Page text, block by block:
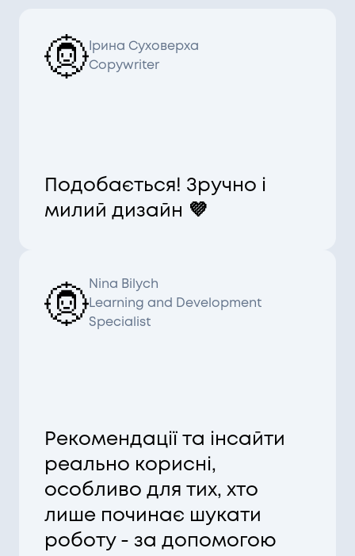
Ірина Суховерха
Copywriter
Подобається! Зручно і
милий дизайн 💜
Nina Bilych
Learning and Development
Specialist
Рекомендації та інсайти
реально корисні,
особливо для тих, хто
лише починає шукати
роботу - за допомогою